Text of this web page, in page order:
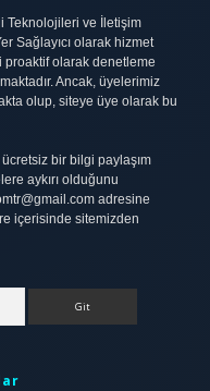
Teknolojileri ve İletişim
Sağlayıcı olarak hizmet
olarak denetleme
Ancak, üyelerimiz
olup, siteye üye olarak bu
bir bilgi paylaşım
aykırı olduğunu
adresine
içerisinde sitemizden